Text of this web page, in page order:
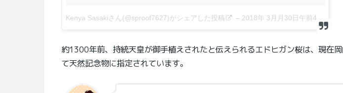
Kenya Sasakiさん(@sproof7627)がシェアした投稿 – 2018年 3月月30日午前4時24分PDT
約1300年前、持統天皇が御手植えされたと伝えられるエドヒガン桜は、現在
て天然記念物に指定されています。